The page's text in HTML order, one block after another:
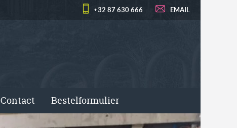
+32 87 630 666 EMAIL
Contact Bestelformulier